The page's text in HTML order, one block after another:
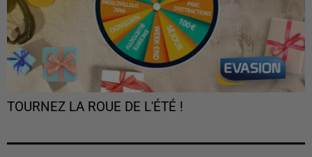
TOURNEZ LA ROUE DE L'ÉTÉ !